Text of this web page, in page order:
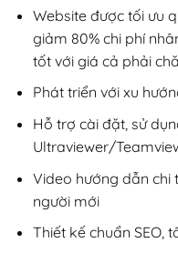
Website được tối ưu
giảm 80% chi phí
tốt với giá cả phải
Phát triển với xu
Hỗ trợ cài đặt, sử
Ultraviewer/
Video hướng dẫn chi
người mới
Thiết kế chuẩn SEO,